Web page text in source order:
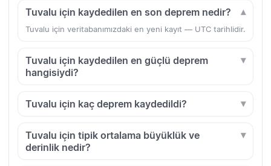
Tuvalu için kaydedilen en son deprem nedir?
Tuvalu için veritabanımızdaki en yeni kayıt — UTC tarihlidir.
Tuvalu için kaydedilen en güçlü deprem
hangisiydi?
Tuvalu için kaç deprem kaydedildi?
Tuvalu için tipik ortalama büyüklük ve
derinlik nedir?